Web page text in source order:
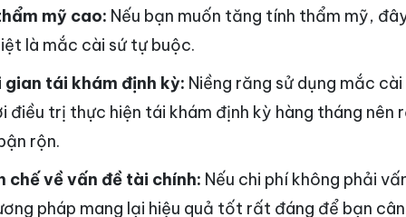
mỹ cao: Nếu bạn muốn tăng tính thẩm mỹ,
là mắc cài sứ tự buộc.
gian tái khám định kỳ: Niềng răng sử dụng mắc
điều trị thực hiện tái khám định kỳ hàng tháng nên
rộn.
chế về vấn đề tài chính: Nếu chi phí không phải
pháp mang lại hiệu quả tốt rất đáng để bạn